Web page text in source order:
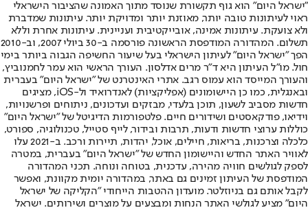
"ישראל היום" הוא גוף תקשורת שנוסד מתוך האמונה שהציבור הישראלי
ראוי לעיתונות טובה יותר, מאוזנת יותר ומדויקת יותר. עיתונות שמדברת
ולא צועקת. עיתונות אמינה, אובייקטיבית ועניינית. עיתונות אחרת וללא
תשלום. המהדורה המודפסת הראשונה פורסמה ב-30 ביולי 2007, וב-2010
הפך "ישראל היום" לעיתון הישראלי בעל שיעור החשיפה הגבוה ביותר בימי
חול. מו"ל העיתון היא ד"ר מרים אדלסון. העורך הראשי הוא עמר לחמנוביץ,
והעורך המייסד הוא עמוס רגב. אתרי האינטרנט של "ישראל היום" בעברית
ובאנגלית, כמו כן היישומונים (אפליקציות) לאנדרואיד ול-iOS, מציגים
חדשות מסביב לשעון, תוכן בלעדי, מבזקים ועדכונים, ניתוחים ופרשנויות,
וידיאו, פודקאסטים ושידורים חיים. פלטפורמות הדיגיטל של "ישראל היום"
כוללות ערוצי חדשות ודעות, תרבות ובידור, לייף סטייל, טכנולוגיה, ספורט,
כלכלה וצרכנות, בריאות, חיילים, אוכל, יהדות, תיירות ורכב. ב-2021 עלו
לאוויר האתר החדש והיישומון החדש של "ישראל היום" בעברית, במטרה
לספק לגולשים חוויה מהירה, עדכנית, בטוחה ונוחה. תכני המהדורה
המודפסת של העיתון זמינים גם באתר, במהדורה יומית מקוונת, ואפשר
לקבל אותם גם בניוזלטר. מועדון ההטבות הייחודי "הקליקה של ישראל
היום" מציע לגולשי האתר הנחות ומבצעים על מוצרים ושירותים. ישראל